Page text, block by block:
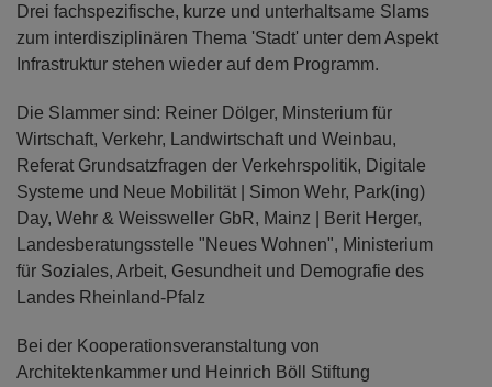
Drei fachspezifische, kurze und unterhaltsame Slams
zum interdisziplinären Thema 'Stadt' unter dem Aspekt
Infrastruktur stehen wieder auf dem Programm.
Die Slammer sind: Reiner Dölger, Minsterium für
Wirtschaft, Verkehr, Landwirtschaft und Weinbau,
Referat Grundsatzfragen der Verkehrspolitik, Digitale
Systeme und Neue Mobilität | Simon Wehr, Park(ing)
Day, Wehr & Weissweller GbR, Mainz | Berit Herger,
Landesberatungsstelle "Neues Wohnen", Ministerium
für Soziales, Arbeit, Gesundheit und Demografie des
Landes Rheinland-Pfalz
Bei der Kooperationsveranstaltung von
Architektenkammer und Heinrich Böll Stiftung